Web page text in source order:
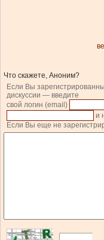
Что скажете, Аноним?
Если Вы
дискуссии — введите
свой логин (email)
и
Если Вы еще не